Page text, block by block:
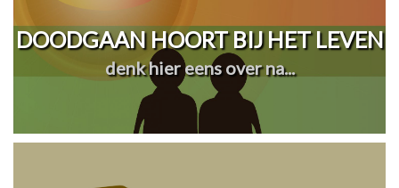
DOODGAAN HOORT BIJ HET LEVEN
denk hier eens over na...